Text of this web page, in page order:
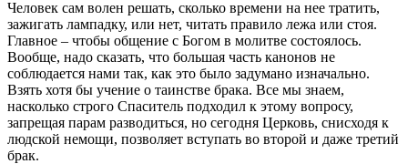
Человек сам волен решать, сколько времени на нее тратить,
зажигать лампадку, или нет, читать правило лежа или стоя.
Главное – чтобы общение с Богом в молитве состоялось.
Вообще, надо сказать, что большая часть канонов не
соблюдается нами так, как это было задумано изначально.
Взять хотя бы учение о таинстве брака. Все мы знаем,
насколько строго Спаситель подходил к этому вопросу,
запрещая парам разводиться, но сегодня Церковь, снисходя к
людской немощи, позволяет вступать во второй и даже третий
брак.